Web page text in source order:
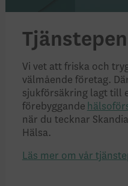
Vi vet att friska och
välmående företag.
sjukförsäkring lagt till
förebyggande
när du tecknar
Hälsa.
Läs mer om vår